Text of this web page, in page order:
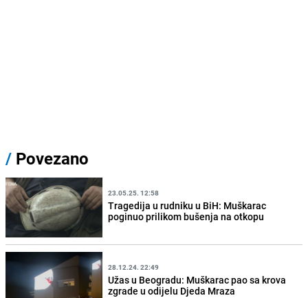
/ Povezano
23.05.25. 12:58
Tragedija u rudniku u BiH: Muškarac
poginuo prilikom bušenja na otkopu
28.12.24. 22:49
Užas u Beogradu: Muškarac pao sa krova
zgrade u odijelu Djeda Mraza